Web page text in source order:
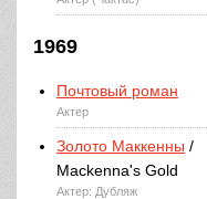
1969
Почтовый роман
Актер
Золото Маккенны /
Mackenna's Gold
Актер: Дубляж